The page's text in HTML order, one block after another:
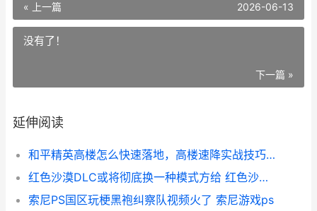
« 上一篇 2026-06-13
没有了！
下一篇 »
延伸阅读
和平精英高楼怎么快速落地，高楼速降实战技巧全解析
红色沙漠DLC或将彻底换一种模式方给 红色沙漠发售
索尼PS国区玩梗黑袍纠察队视频火了 索尼游戏ps